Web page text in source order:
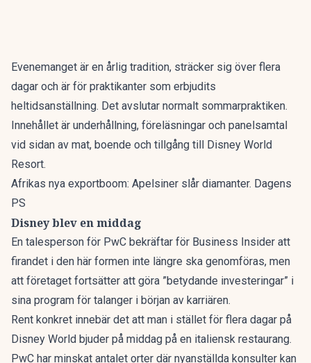
Evenemanget är en årlig tradition, sträcker sig över flera
dagar och är för praktikanter som erbjudits
heltidsanställning. Det avslutar normalt sommarpraktiken.
Innehållet är underhållning, föreläsningar och panelsamtal
vid sidan av mat, boende och tillgång till Disney World
Resort.
Afrikas nya exportboom: Apelsiner slår diamanter. Dagens
PS
Disney blev en middag
En talesperson för PwC bekräftar för Business Insider att
firandet i den här formen inte längre ska genomföras, men
att företaget fortsätter att göra ”betydande investeringar” i
sina program för talanger i början av karriären.
Rent konkret innebär det att man i stället för flera dagar på
Disney World bjuder på middag på en italiensk restaurang.
PwC har minskat antalet orter där nyanställda konsulter kan